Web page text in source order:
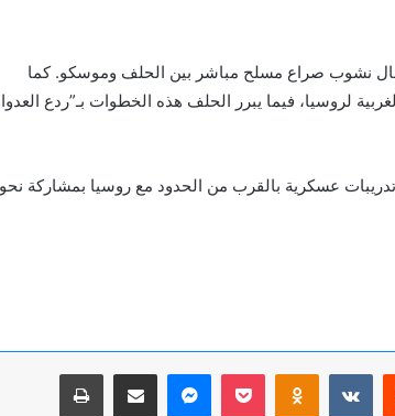
نشوب صراع مسلح مباشر بين الحلف وموسكو. كما
لروسيا، فيما يبرر الحلف هذه الخطوات بـ”ردع
عسكرية بالقرب من الحدود مع روسيا بمشاركة نحو
Odnoklassniki
‫Pocketماسنجرمشاركة عبر البريد طباعة